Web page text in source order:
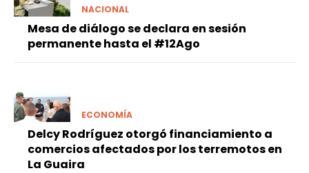
NACIONAL
Mesa de diálogo se declara en sesión
permanente hasta el #12Ago
ECONOMÍA
Delcy Rodríguez otorgó financiamiento a
comercios afectados por los terremotos en
La Guaira